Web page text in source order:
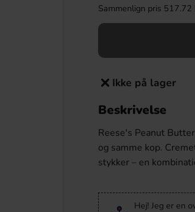
Sammenlign pris
Ikke på lager
Beskrivelse
Reese's Peanut
og samme kop.
stykker – en
Hej! Jeg er en